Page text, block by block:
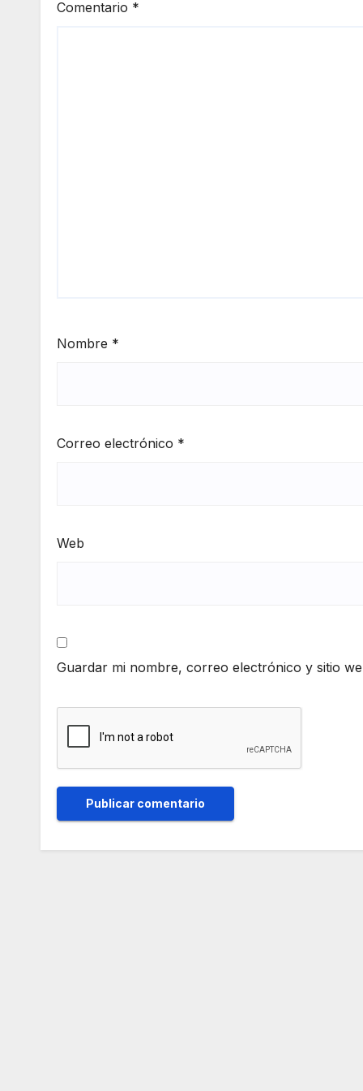
Comentario *
Nombre *
Correo electrónico *
Web
Guardar mi nombre, correo electrónico y sitio